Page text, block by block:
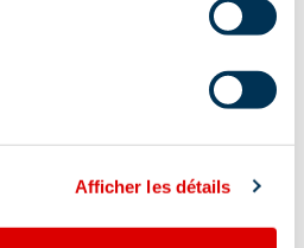
Afficher les détails